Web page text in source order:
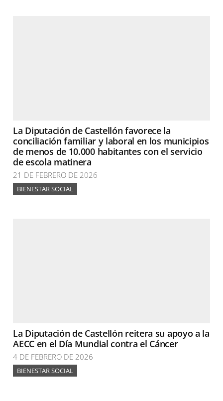
La Diputación de Castellón favorece la
conciliación familiar y laboral en los municipios
de menos de 10.000 habitantes con el servicio
de escola matinera
21 DE FEBRERO DE 2026
BIENESTAR SOCIAL
La Diputación de Castellón reitera su apoyo a la
AECC en el Día Mundial contra el Cáncer
4 DE FEBRERO DE 2026
BIENESTAR SOCIAL